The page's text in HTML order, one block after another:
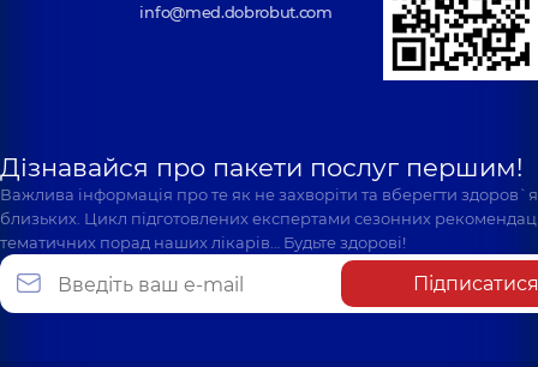
info@med.dobrobut.com
Дізнавайся про пакети послуг першим!
Важлива інформація про те як не захворіти та вберегти
близьких. Цикл підготовлених експертами сезонних
тематичних порад наших лікарів… Будьте здорові!
Підписатися